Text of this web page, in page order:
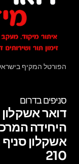
הפורטל המקיף
סניפים בדרום
דואר
היחידה
אשקלון
210